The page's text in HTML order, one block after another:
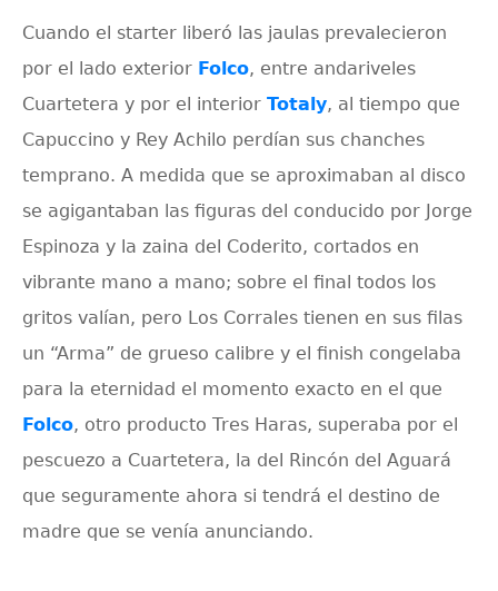
Cuando el starter liberó las jaulas prevalecieron
por el lado exterior Folco, entre andariveles
Cuartetera y por el interior Totaly, al tiempo que
Capuccino y Rey Achilo perdían sus chanches
temprano. A medida que se aproximaban al disco
se agigantaban las figuras del conducido por Jorge
Espinoza y la zaina del Coderito, cortados en
vibrante mano a mano; sobre el final todos los
gritos valían, pero Los Corrales tienen en sus filas
un “Arma” de grueso calibre y el finish congelaba
para la eternidad el momento exacto en el que
Folco, otro producto Tres Haras, superaba por el
pescuezo a Cuartetera, la del Rincón del Aguará
que seguramente ahora si tendrá el destino de
madre que se venía anunciando.